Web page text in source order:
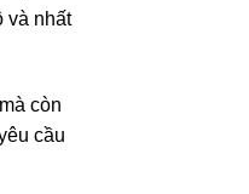
và nhất
còn
cầu